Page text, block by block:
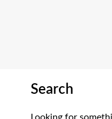
Search